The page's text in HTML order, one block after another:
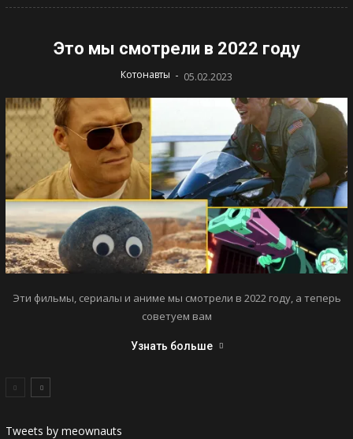
Это мы смотрели в 2022 году
Котонавты - 05.02.2023
Эти фильмы, сериалы и аниме мы смотрели в 2022 году, а теперь
советуем вам
Узнать больше
Tweets by meownauts